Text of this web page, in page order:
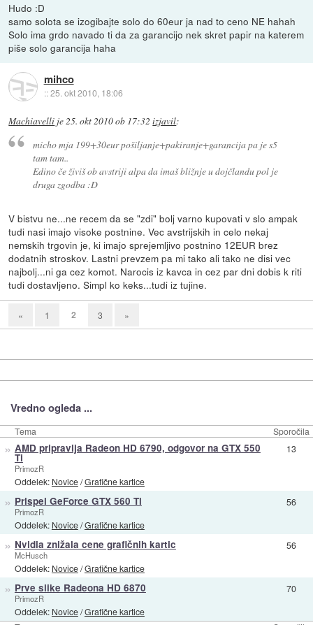
Hudo :D
samo solota se izogibajte solo do 60eur ja nad to ceno NE hahah
Solo ima grdo navado ti da za garancijo nek skret papir na katerem
piše solo garancija haha
mihco
::25. okt 2010, 18:06
Machiavelli je25. okt 2010 ob 17:32 izjavil:
micho mja 199+30eur pošiljanje+pakiranje+garancija pa je s5
tam tam..
Edino če živiš ob avstriji alpa da imaš bližnje u dojčlandu pol je
druga zgodba :D
V bistvu ne...ne recem da se "zdi" bolj varno kupovati v slo ampak
tudi nasi imajo visoke postnine. Vec avstrijskih in celo nekaj
nemskih trgovin je, ki imajo sprejemljivo postnino 12EUR brez
dodatnih stroskov. Lastni prevzem pa mi tako ali tako ne disi vec
najbolj...ni ga cez komot. Narocis iz kavca in cez par dni dobis k riti
tudi dostavljeno. Simpl ko keks...tudi iz tujine.
« 1 2 3 »
Vredno ogleda ...
Tema Sporočila
» AMD pripravlja Radeon HD 6790, odgovor na GTX 550
Ti
PrimozR
Oddelek: Novice/Grafične kartice
13
» Prispel GeForce GTX 560 Ti
PrimozR
Oddelek: Novice/Grafične kartice
56
» Nvidia znižala cene grafičnih kartic
McHusch
Oddelek: Novice/Grafične kartice
56
» Prve slike Radeona HD 6870
PrimozR
Oddelek: Novice/Grafične kartice
70